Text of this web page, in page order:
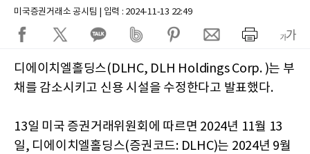
미국증권거래소 공시팀 | 입력 : 2024-11-13 22:49
디에이치엘홀딩스(DLHC, DLH Holdings Corp. )는 부
채를 감소시키고 신용 시설을 수정한다고 발표했다.
13일 미국 증권거래위원회에 따르면 2024년 11월 13
일, 디에이치엘홀딩스(증권코드: DLHC)는 2024년 9월